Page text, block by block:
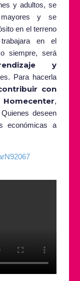
y adultos, se
mayores y se
en el terreno
en el
siempre, será
y
Para hacerla
con
,
deseen
económicas a